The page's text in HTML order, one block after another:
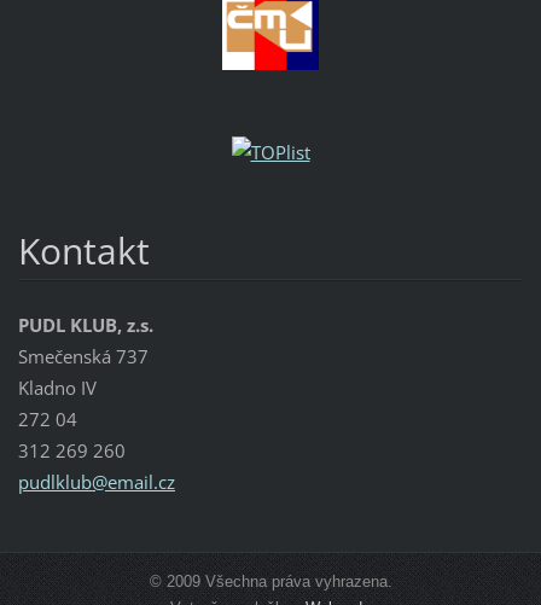
Kontakt
PUDL KLUB, z.s.
Smečenská 737
Kladno IV
272 04
312 269 260
pudlklub@email.cz
© 2009 Všechna práva vyhrazena.